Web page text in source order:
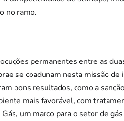
no ramo.
permanentes entre as
se coadunam nesta missão
bons resultados, como a
mais favorável, com
Gás, um marco para o setor de